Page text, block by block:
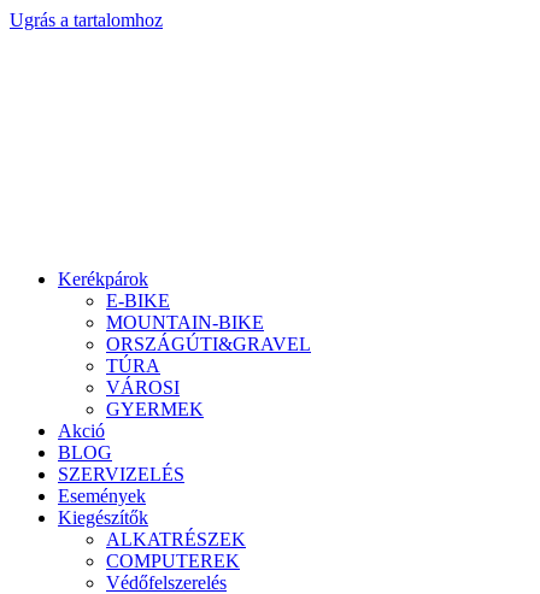
Ugrás a tartalomhoz
Kerékpárok
E-BIKE
MOUNTAIN-BIKE
ORSZÁGÚTI&GRAVEL
TÚRA
VÁROSI
GYERMEK
Akció
BLOG
SZERVIZELÉS
Események
Kiegészítők
ALKATRÉSZEK
COMPUTEREK
Védőfelszerelés